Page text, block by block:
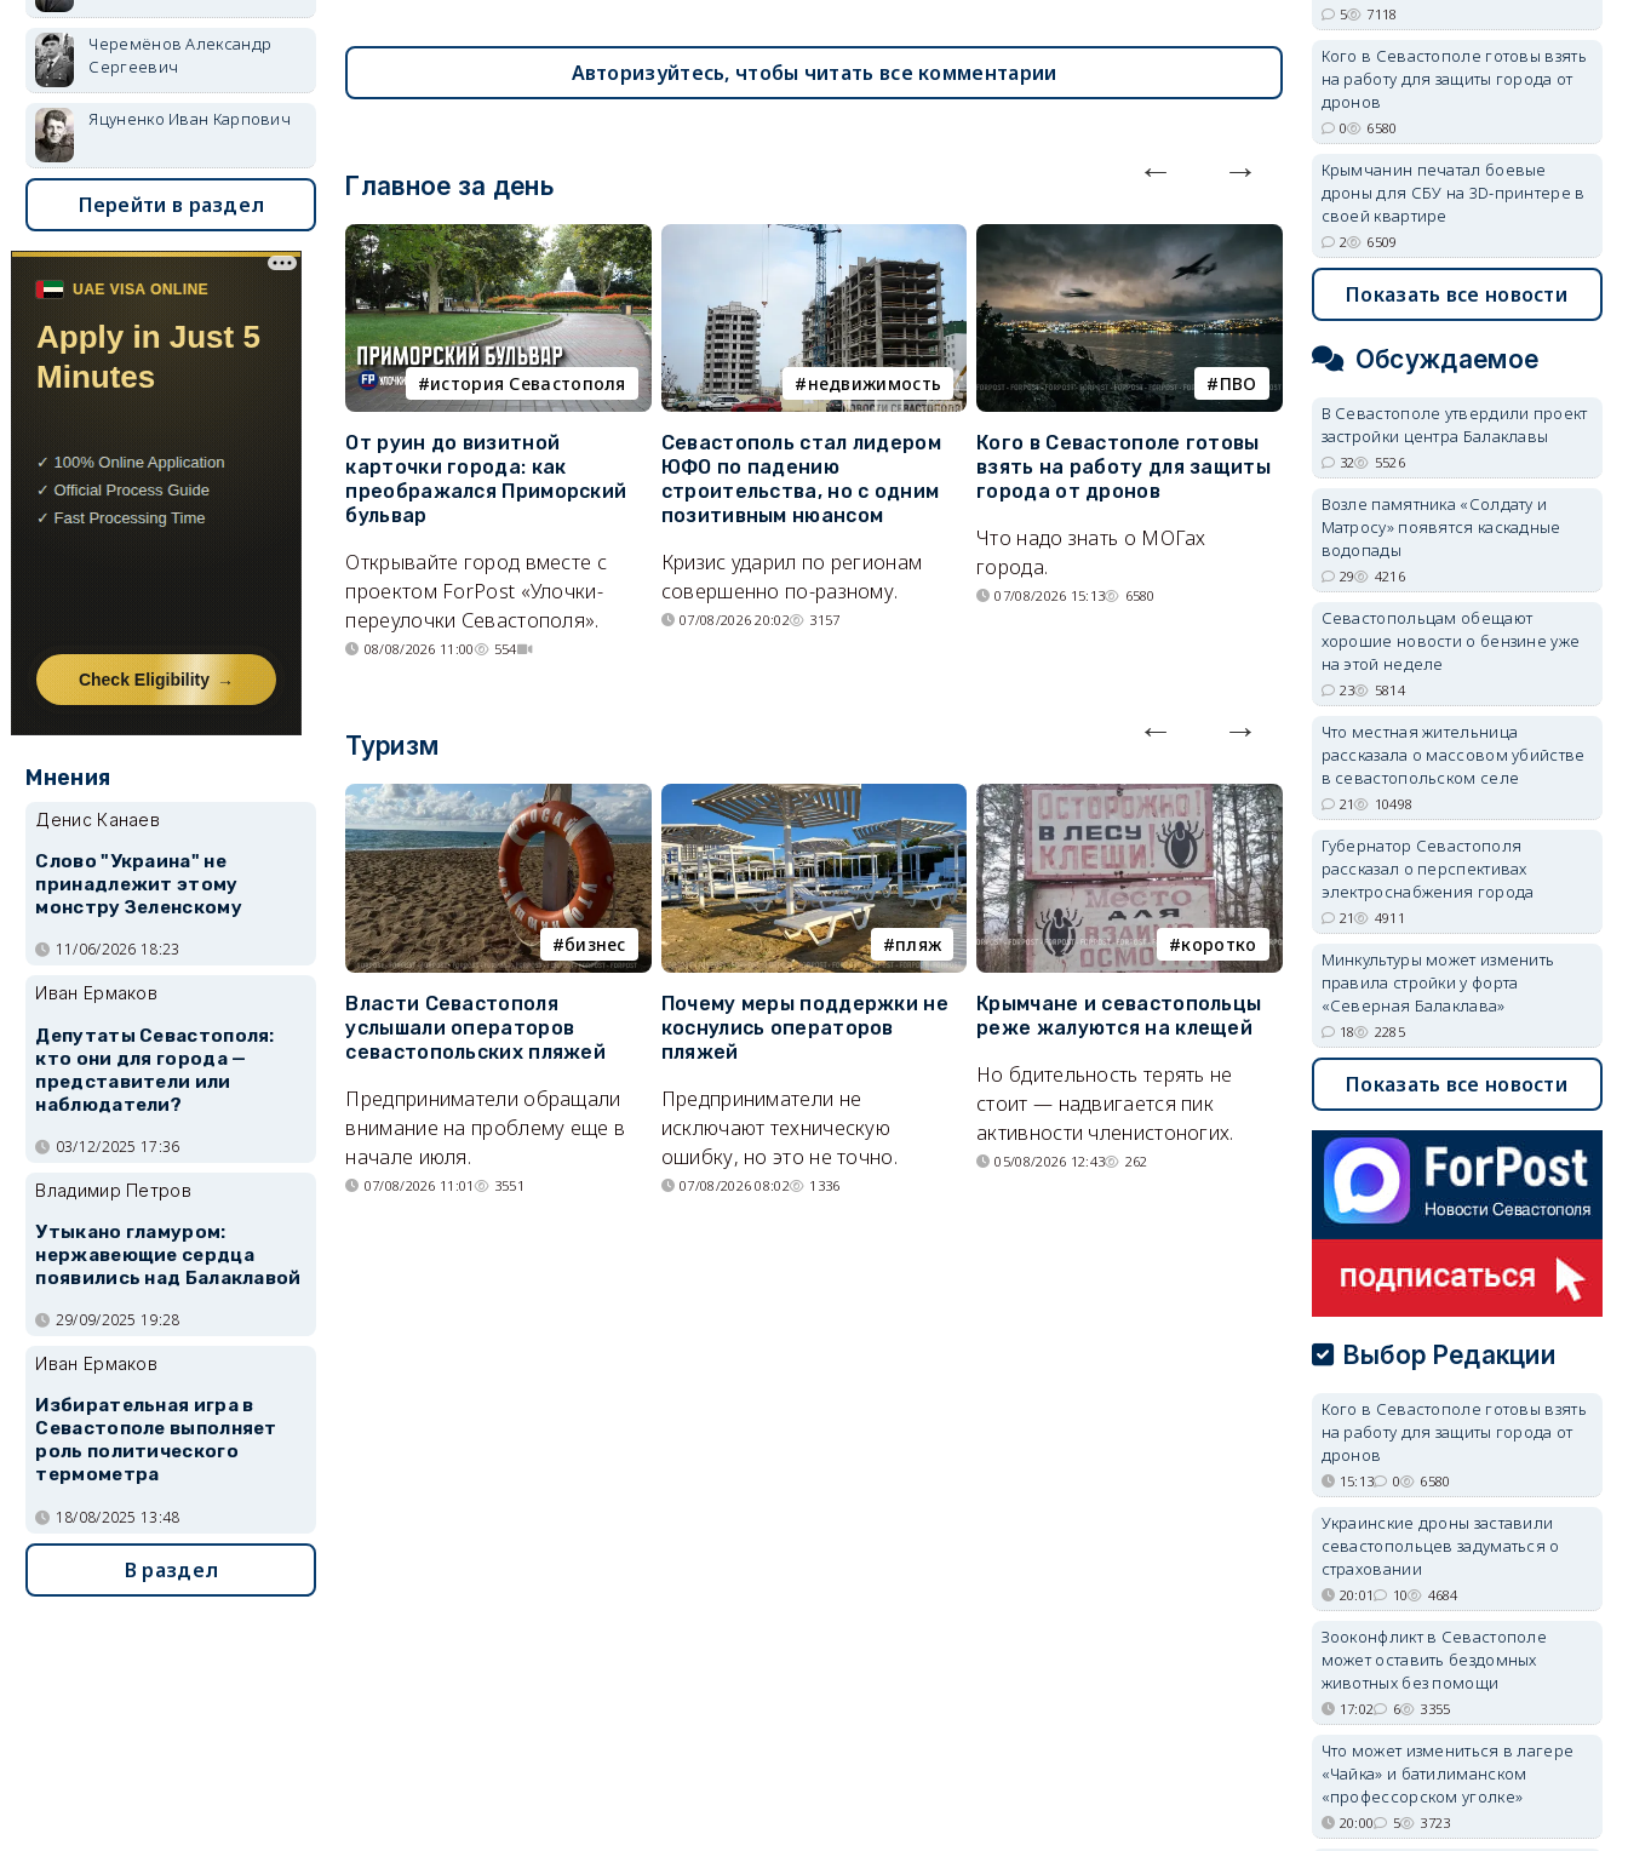
Авторизуйтесь, чтобы читать все комментарии
Главное за день
история Севастополя
От руин до визитной
карточки города: как
преображался Приморский
бульвар
Открывайте город вместе с
проектом ForPost «Улочки-
переулочки Севастополя».
08/08/2026 11:00 554
недвижимость
Севастополь стал лидером
ЮФО по падению
строительства, но с одним
позитивным нюансом
Кризис ударил по регионам
совершенно по-разному.
07/08/2026 20:02 3157
ПВО
Кого в Севастополе готовы
взять на работу для защиты
города от дронов
Что надо знать о МОГах
города.
07/08/2026 15:13 6580
Украинский БЭК выгнал
отдыхающих с пляжей Ялты
Людей эвакуируют с
набережной крымского
курорта, проводится
разминирование.
07/08/2026 14:15 5314
Туризм
бизнес
Власти Севастополя
услышали операторов
севастопольских пляжей
Предприниматели обращали
внимание на проблему еще в
начале июля.
07/08/2026 11:01 3551
пляж
Почему меры поддержки не
коснулись операторов
пляжей
Предприниматели не
исключают техническую
ошибку, но это не точно.
07/08/2026 08:02 1336
коротко
Крымчане и севастопольцы
реже жалуются на клещей
Но бдительность терять не
стоит — надвигается пик
активности членистоногих.
05/08/2026 12:43 262
В Севастополе утвердили
проект застройки центра
Балаклавы
Там появится туристический
квартал с отелями и
парковками.
05/08/2026 08:01 5526
Черемёнов Александр
Сергеевич
Яцуненко Иван Карпович
Перейти в раздел
Мнения
Денис Канаев
Слово "Украина" не
принадлежит этому
монстру Зеленскому
11/06/2026 18:23
Иван Ермаков
Депутаты Севастополя:
кто они для города —
представители или
наблюдатели?
03/12/2025 17:36
Владимир Петров
Утыкано гламуром:
нержавеющие сердца
появились над Балаклавой
29/09/2025 19:28
Иван Ермаков
Избирательная игра в
Севастополе выполняет
роль политического
термометра
18/08/2025 13:48
В раздел
5 7118
Кого в Севастополе готовы взять
на работу для защиты города от
дронов
0 6580
Крымчанин печатал боевые
дроны для СБУ на 3D-принтере в
своей квартире
2 6509
Показать все новости
Обсуждаемое
В Севастополе утвердили проект
застройки центра Балаклавы
32 5526
Возле памятника «Солдату и
Матросу» появятся каскадные
водопады
29 4216
Севастопольцам обещают
хорошие новости о бензине уже
на этой неделе
23 5814
Что местная жительница
рассказала о массовом убийстве
в севастопольском селе
21 10498
Губернатор Севастополя
рассказал о перспективах
электроснабжения города
21 4911
Минкультуры может изменить
правила стройки у форта
«Северная Балаклава»
18 2285
Показать все новости
Выбор Редакции
Кого в Севастополе готовы взять
на работу для защиты города от
дронов
15:13 0 6580
Украинские дроны заставили
севастопольцев задуматься о
страховании
20:01 10 4684
Зооконфликт в Севастополе
может оставить бездомных
животных без помощи
17:02 6 3355
Что может измениться в лагере
«Чайка» и батилиманском
«профессорском уголке»
20:00 5 3723